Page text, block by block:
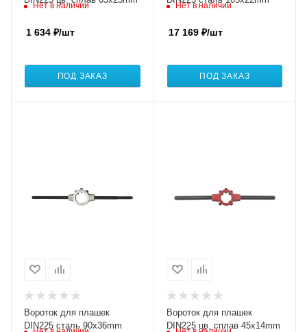
Нет в наличии
1 634 ₽/шт
ПОД ЗАКАЗ
Нет в наличии
17 169₽/шт
ПОД ЗАКАЗ
Вороток для плашек
DIN225 сталь 90x36mm
Вороток для плашек
DIN225 цв. сплав 45x14mm